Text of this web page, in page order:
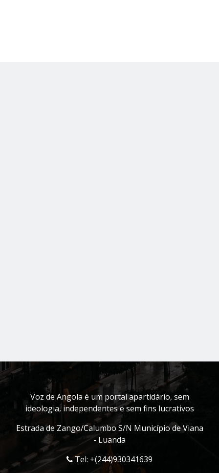
Voz de Angola é um portal apartidário, sem
ideologia, independentes e sem fins lucrativos
Estrada de Zango/Calumbo S/N Município de Viana
- Luanda
Tel: +(244)930341639